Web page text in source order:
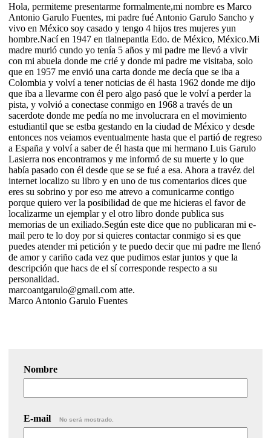
Hola, permiteme presentarme formalmente,mi nombre es Marco
Antonio Garulo Fuentes, mi padre fué Antonio Garulo Sancho y
vivo en México soy casado y tengo 4 hijos tres mujeres yun
hombre.Nací en 1947 en tlalnepantla Edo. de México, México.Mi
madre murió cundo yo tenía 5 años y mi padre me llevó a vivir
con mi abuela donde me crié y donde mi padre me visitaba, solo
que en 1957 me envió una carta donde me decía que se iba a
Colombia y volví a tener noticias de él hasta 1962 donde me dijo
que iba a llevarme con él pero algo pasó que le volví a perder la
pista, y volvió a conectase conmigo en 1968 a través de un
sacerdote donde me pedía no me involucrara en el movimiento
estudiantil que se estba gestando en la ciudad de México y desde
entonces nos veiamos eventualmente hasta que el partió de regreso
a España y volví a saber de él hasta que mi hermano Luis Garulo
Lasierra nos encontramos y me informó de su muerte y lo que
había pasado con él desde que se se fué a esa. Ahora a travéz del
internet localizo su libro y en uno de tus comentarios dices que
eres su sobrino y por eso me atrevo a comunicarme contigo
porque quiero ver la posibilidad de que me hicieras el favor de
localizarme un ejemplar y el otro libro donde publica sus
memorias de un exiliado.Según este dice que no publicaran mi e-
mail pero te lo doy por si quieres contactar conmigo si es que
puedes atender mi petición y te puedo decir que mi padre me llenó
de amor y cariño cada vez que pudimos estar juntos y que la
descripción que hacs de el sí corresponde respecto a su
personalidad.
marcoantgarulo@gmail.com atte.
Marco Antonio Garulo Fuentes
Nombre
E-mail No será mostrado.